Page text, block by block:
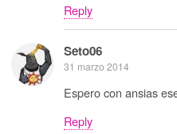
Reply
Seto06
31 marzo 2014
Espero con ansias
Reply